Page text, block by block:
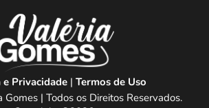
Privacidade| Termos de Uso
Gomes | Todos os Direitos Reservados.